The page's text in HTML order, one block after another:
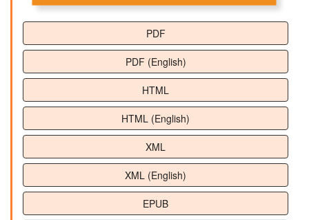
PDF
PDF (English)
HTML
HTML (English)
XML
XML (English)
EPUB